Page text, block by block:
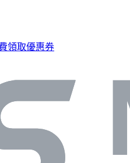
領取優惠券